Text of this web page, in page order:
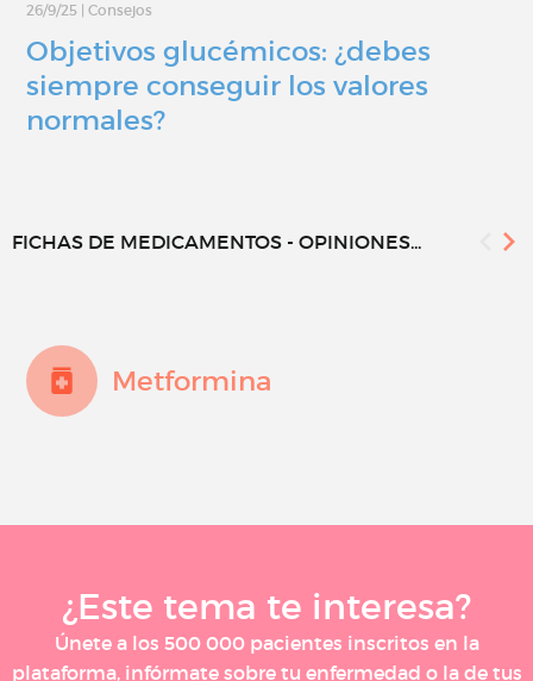
26/9/25 Consejos
Objetivos glucémicos: ¿debes
siempre conseguir los valores
normales?
FICHAS DE MEDICAMENTOS - OPINIONES...
Metformina
¿Este tema te interesa?
Únete a los 500 000 pacientes inscritos en la
plataforma, infórmate sobre tu enfermedad o la de tus